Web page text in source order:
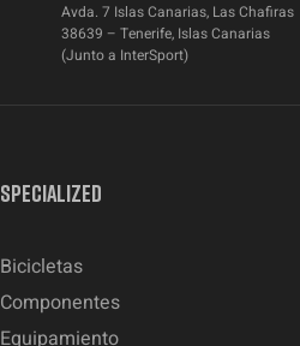
Avda. 7 Islas Canarias, Las Chafiras
38639 – Tenerife, Islas Canarias
(Junto a InterSport)
SPECIALIZED
Bicicletas
Componentes
Equipamiento